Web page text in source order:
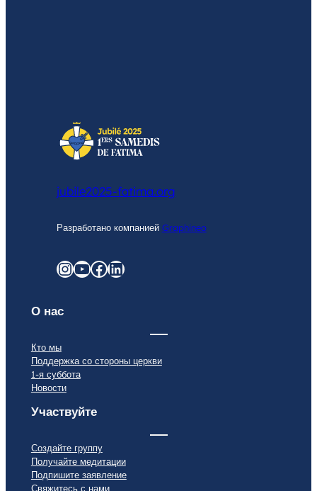
jubile2025-fatima.org
Разработано компанией Graphineo
graphineo.comYouTube Facebook LinkedIn
О нас
Кто мы
Поддержка со стороны церкви
1-я суббота
Новости
Участвуйте
Создайте группу
Получайте медитации
Подпишите заявление
Свяжитесь с нами